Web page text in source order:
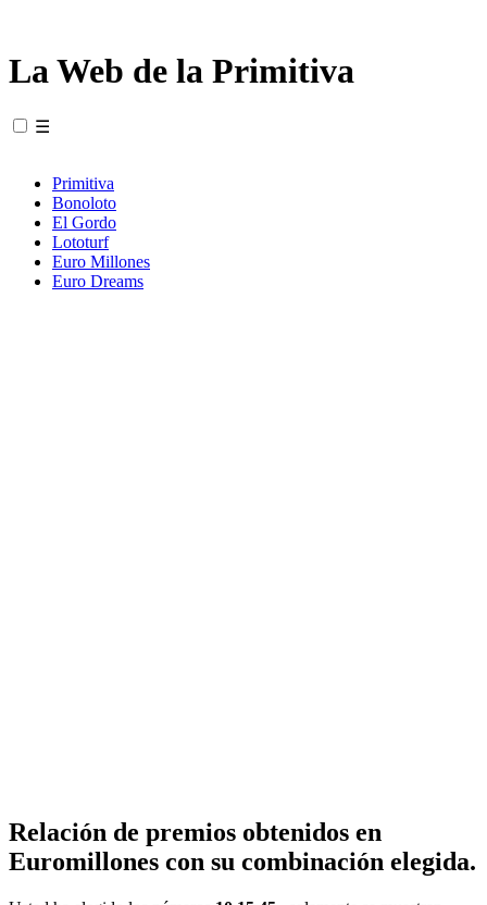
La Web de la Primitiva
☰
Primitiva
Bonoloto
El Gordo
Lototurf
Euro Millones
Euro Dreams
Relación de premios obtenidos en
Euromillones con su combinación elegida.